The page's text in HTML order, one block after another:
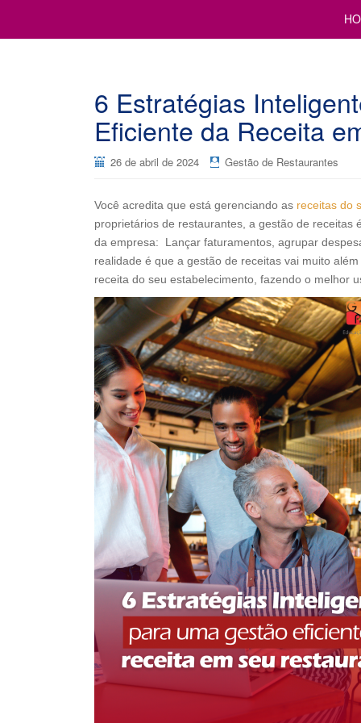
GESTÃO DE
6 Estratégias
Eficiente da Receita
26 de abril de 2024 Gestão de Restaurantes
Você acredita que está gerenciando as receitas do
proprietários de restaurantes, a gestão de
da empresa: Lançar faturamentos, agrupar
realidade é que a gestão de receitas vai muito
receita do seu estabelecimento, fazendo o melhor